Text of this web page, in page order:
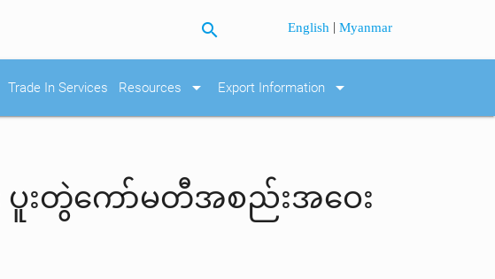
search English |Myanmar
Trade In Services Resources arrow_drop_down Export Information arrow_drop_down
ပူးတွဲကော်မတီအစည်းအဝေး